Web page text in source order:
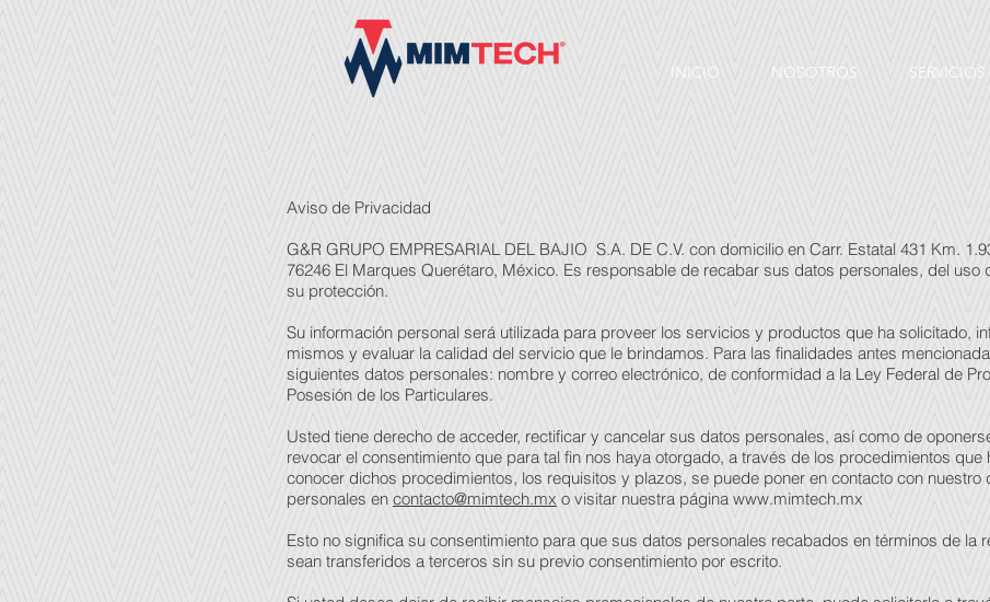
INICIO NOSOTROS SERVICIOS
Aviso de Privacidad
G&R GRUPO EMPRESARIAL DEL BAJIO S.A. DE C.V. con domicilio en Carr. Estatal 431 Km.
76246 El Marques Querétaro, México. Es responsable de recabar sus datos personales, del
su protección.
Su información personal será utilizada para proveer los servicios y productos que ha solicitado,
mismos y evaluar la calidad del servicio que le brindamos. Para las finalidades antes
siguientes datos personales: nombre y correo electrónico, de conformidad a la Ley Federal de
Posesión de los Particulares.
Usted tiene derecho de acceder, rectificar y cancelar sus datos personales, así como de
revocar el consentimiento que para tal fin nos haya otorgado, a través de los procedimientos
conocer dichos procedimientos, los requisitos y plazos, se puede poner en contacto con nuestro
personales en contacto@mimtech.mx o visitar nuestra página www.mimtech.mx
Esto no significa su consentimiento para que sus datos personales recabados en términos de la
sean transferidos a terceros sin su previo consentimiento por escrito.